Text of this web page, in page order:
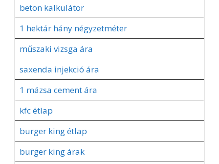
beton kalkulátor
1 hektár hány négyzetméter
műszaki vizsga ára
saxenda injekció ára
1 mázsa cement ára
kfc étlap
burger king étlap
burger king árak